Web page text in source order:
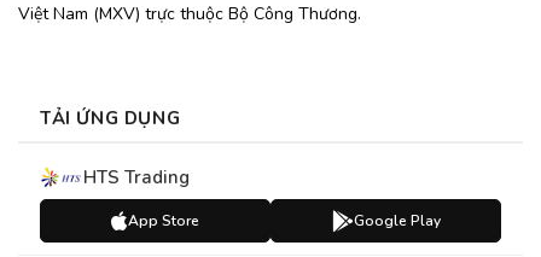
Việt Nam (MXV) trực thuộc Bộ Công Thương.
TẢI ỨNG DỤNG
HTS Trading
App Store Google Play